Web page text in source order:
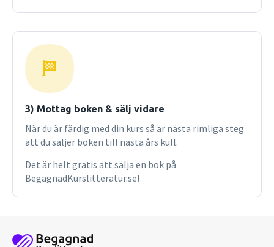
3) Mottag boken & sälj vidare
När du är färdig med din kurs så är nästa rimliga steg
att du säljer boken till nästa års kull.
Det är helt gratis att sälja en bok på
BegagnadKurslitteratur.se!